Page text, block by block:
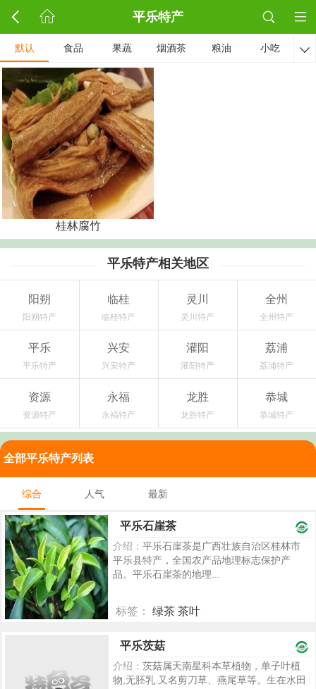
平乐特产
默认 食品 果蔬 烟酒茶 粮油 小吃 
桂林腐竹
平乐特产相关地区
阳朔
阳朔特产
临桂
临桂特产
灵川
灵川特产
全州
全州特产
平乐
平乐特产
兴安
兴安特产
灌阳
灌阳特产
荔浦
荔浦特产
资源
资源特产
永福
永福特产
龙胜
龙胜特产
恭城
恭城特产
全部平乐特产列表
综合 人气 最新
平乐石崖茶
介绍： 平乐石崖茶是广西壮族自治区桂林市
平乐县特产，全国农产品地理标志保护产
品。平乐石崖茶的地理...
标签： 绿茶 茶叶
平乐茨菇
介绍： 茨菇属天南星科本草植物，单子叶植
物,无胚乳.又名剪刀草、燕尾草等。生在水田